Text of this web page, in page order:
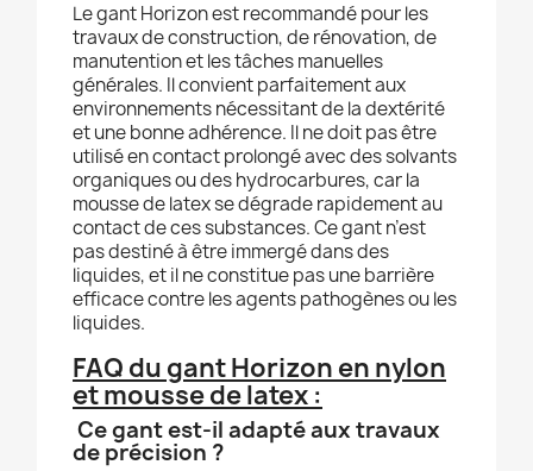
Le gant Horizon est recommandé pour les
travaux de construction, de rénovation, de
manutention et les tâches manuelles
générales. Il convient parfaitement aux
environnements nécessitant de la dextérité
et une bonne adhérence. Il ne doit pas être
utilisé en contact prolongé avec des solvants
organiques ou des hydrocarbures, car la
mousse de latex se dégrade rapidement au
contact de ces substances. Ce gant n’est
pas destiné à être immergé dans des
liquides, et il ne constitue pas une barrière
efficace contre les agents pathogènes ou les
liquides.
FAQ du gant Horizon en nylon
et mousse de latex :
Ce gant est-il adapté aux travaux
de précision ?